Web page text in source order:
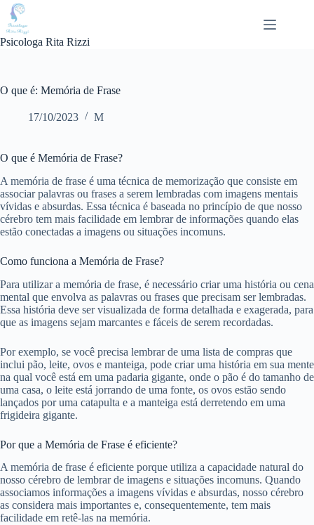
Pular
para
conteúdo
Psicologa Rita Rizzi
O que é: Memória de Frase
17/10/2023 M
O que é Memória de Frase?
A memória de frase é uma técnica de memorização que consiste em
associar palavras ou frases a serem lembradas com imagens mentais
vívidas e absurdas. Essa técnica é baseada no princípio de que nosso
cérebro tem mais facilidade em lembrar de informações quando elas
estão conectadas a imagens ou situações incomuns.
Como funciona a Memória de Frase?
Para utilizar a memória de frase, é necessário criar uma história ou cena
mental que envolva as palavras ou frases que precisam ser lembradas.
Essa história deve ser visualizada de forma detalhada e exagerada, para
que as imagens sejam marcantes e fáceis de serem recordadas.
Por exemplo, se você precisa lembrar de uma lista de compras que
inclui pão, leite, ovos e manteiga, pode criar uma história em sua mente
na qual você está em uma padaria gigante, onde o pão é do tamanho de
uma casa, o leite está jorrando de uma fonte, os ovos estão sendo
lançados por uma catapulta e a manteiga está derretendo em uma
frigideira gigante.
Por que a Memória de Frase é eficiente?
A memória de frase é eficiente porque utiliza a capacidade natural do
nosso cérebro de lembrar de imagens e situações incomuns. Quando
associamos informações a imagens vívidas e absurdas, nosso cérebro
as considera mais importantes e, consequentemente, tem mais
facilidade em retê-las na memória.